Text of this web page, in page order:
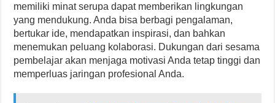
memiliki minat serupa dapat memberikan lingkungan
yang mendukung. Anda bisa berbagi pengalaman,
bertukar ide, mendapatkan inspirasi, dan bahkan
menemukan peluang kolaborasi. Dukungan dari sesama
pembelajar akan menjaga motivasi Anda tetap tinggi dan
memperluas jaringan profesional Anda.